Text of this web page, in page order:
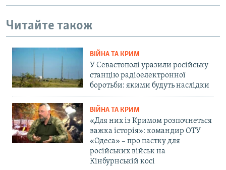
Читайте також
ВІЙНА ТА КРИМ
У Севастополі уразили російську
станцію радіоелектронної
боротьби: якими будуть наслідки
ВІЙНА ТА КРИМ
«Для них із Кримом розпочнеться
важка історія»: командир ОТУ
«Одеса» – про пастку для
російських військ на
Кінбурнській косі